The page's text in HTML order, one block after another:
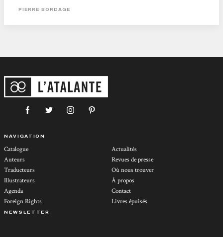
suivre, lorsque les personnages parlent le patois de la région vendéenne où se
PIERRE BORDAGE
NAVIGATION
Catalogue
Auteurs
Traducteurs
Illustrateurs
Agenda
Foreign Rights
Actualités
Revues de presse
Où nous trouver
À propos
Contact
Livres épuisés
NEWSLETTER